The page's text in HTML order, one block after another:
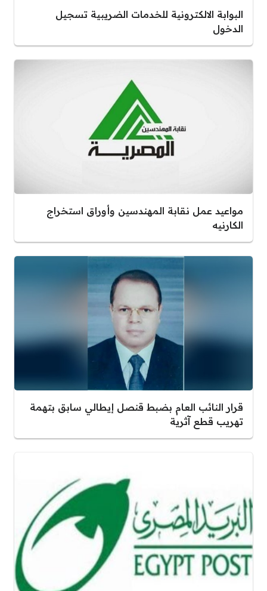
البوابة الالكترونية للخدمات الضريبية تسجيل
الدخول
مواعيد عمل نقابة المهندسين وأوراق استخراج
الكارنيه
قرار النائب العام بضبط قنصل إيطالي سابق بتهمة
تهريب قطع آثرية